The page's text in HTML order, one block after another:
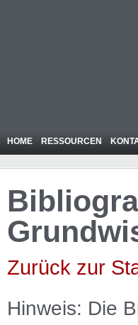
HOME RESSOURCEN
Zurück zur
Hinweis: Die